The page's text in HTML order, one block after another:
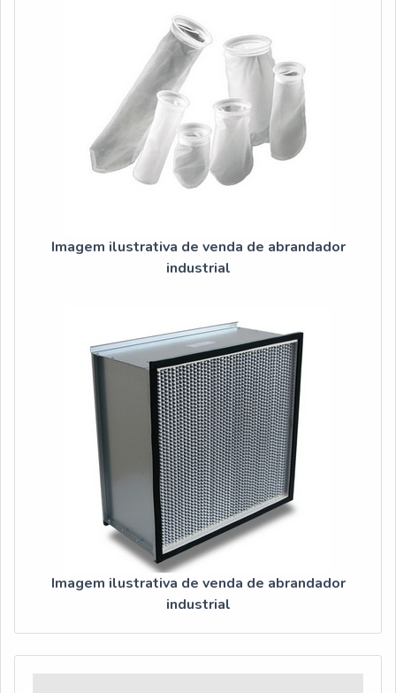
Imagem ilustrativa de venda de abrandador
industrial
Imagem ilustrativa de venda de abrandador
industrial